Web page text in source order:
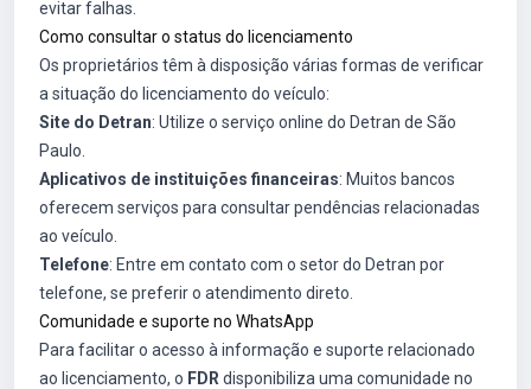
evitar falhas.
Como consultar o status do licenciamento
Os proprietários têm à disposição várias formas de verificar
a situação do licenciamento do veículo:
Site do Detran: Utilize o serviço online do Detran de São
Paulo.
Aplicativos de instituições financeiras: Muitos bancos
oferecem serviços para consultar pendências relacionadas
ao veículo.
Telefone: Entre em contato com o setor do Detran por
telefone, se preferir o atendimento direto.
Comunidade e suporte no WhatsApp
Para facilitar o acesso à informação e suporte relacionado
ao licenciamento, o FDR disponibiliza uma comunidade no